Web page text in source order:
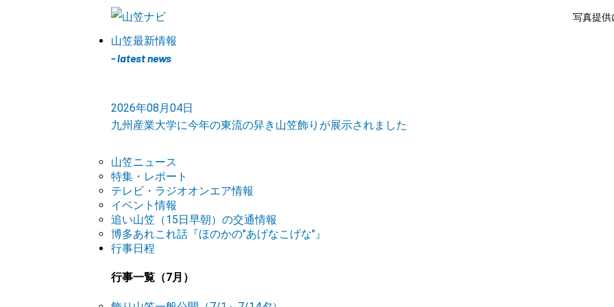
写真提供
山笠最新情報
- latest news
2026年08月04日
九州産業大学に今年の東流の舁き山笠飾りが展示されました
山笠ニュース
特集・レポート
テレビ・ラジオオンエア情報
イベント情報
追い山笠（15日早朝）の交通情報
博多あれこれ話『ほのかの"あげなこげな"』
行事日程
行事一覧（7月）